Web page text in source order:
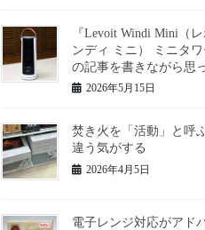
『Levoit Windi Mini（
ンディ ミニ） ミニタワ
の記事を書きながら思
2026年5月15日
焚き火を「活動」と呼
違う気がする
2026年4月5日
電子レンジ対応がアド